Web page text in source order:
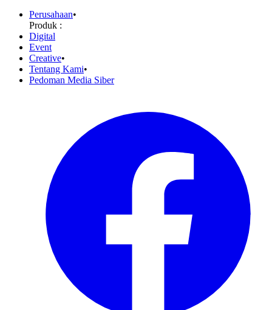
Perusahaan•
Produk :
Digital
Event
Creative•
Tentang Kami•
Pedoman Media Siber